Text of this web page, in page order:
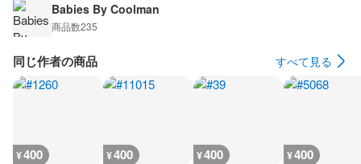
Babies By Coolman
商品数235
同じ作者の商品 すべて見る
¥400 ¥400 ¥400 ¥400